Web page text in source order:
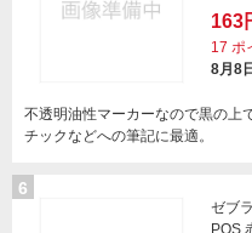
163
17 ポ
8月8
不透明油性マーカーなので黒の上
チックなどへの筆記に最適。
6
ゼブラ
POS